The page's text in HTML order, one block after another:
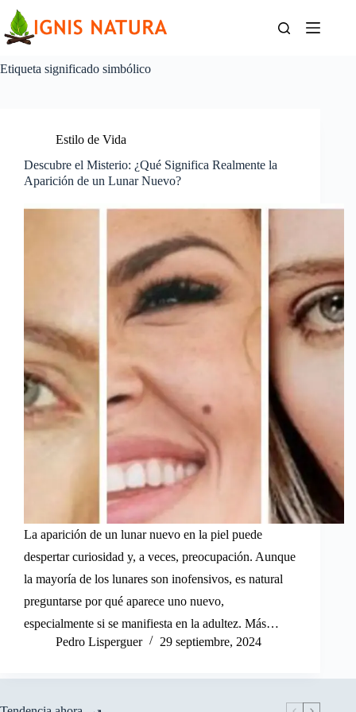
contenido
Etiqueta significado simbólico
Estilo de Vida
Descubre el Misterio: ¿Qué Significa Realmente la
Aparición de un Lunar Nuevo?
La aparición de un lunar nuevo en la piel puede
despertar curiosidad y, a veces, preocupación. Aunque
la mayoría de los lunares son inofensivos, es natural
preguntarse por qué aparece uno nuevo,
especialmente si se manifiesta en la adultez. Más…
Pedro Lisperguer
29 septiembre, 2024